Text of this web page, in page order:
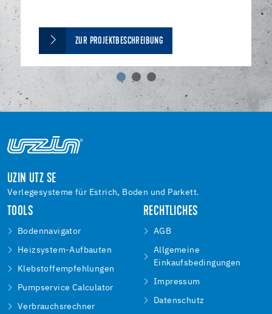
ZUR PROJEKTBESCHREIBUNG
UZIN UTZ SE
Verlegesysteme für Estrich, Boden und Parkett.
TOOLS
Bodennavigator
Heizsystem-Aufbauten
Klebstoffempfehlungen
Pumpservice Calculator
Verbrauchsrechner
RECHTLICHES
AGB
Allgemeine
Einkaufsbedingungen
Impressum
Datenschutz